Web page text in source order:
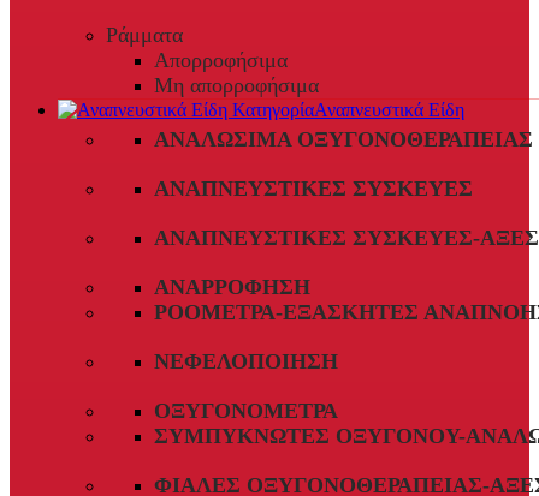
Ράμματα
Απορροφήσιμα
Μη απορροφήσιμα
Αναπνευστικά Είδη
ΑΝΑΛΏΣΙΜΑ ΟΞΥΓΟΝΟΘΕΡΑΠΕΊΑΣ
ΑΝΑΠΝΕΥΣΤΙΚΈΣ ΣΥΣΚΕΥΈΣ
ΑΝΑΠΝΕΥΣΤΙΚΈΣ ΣΥΣΚΕΥΈΣ-
ΑΝΑΡΡΌΦΗΣΗ
ΡΟΌΜΕΤΡΑ-ΕΞΑΣΚΗΤΈΣ
ΝΕΦΕΛΟΠΟΊΗΣΗ
ΟΞΥΓΟΝΌΜΕΤΡΑ
ΣΥΜΠΥΚΝΩΤΈΣ ΟΞΥΓΌΝΟΥ-
ΦΙΆΛΕΣ ΟΞΥΓΟΝΟΘΕΡΑΠΕΊΑΣ-